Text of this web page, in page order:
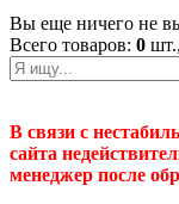
Вы еще ничего не
Всего товаров: 0
В связи с
сайта
менеджер после